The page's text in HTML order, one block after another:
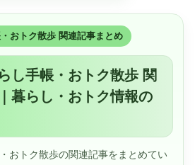
おトク散歩 関連記事まとめ
し手帳・おトク散歩 関
暮らし・おトク情報の
おトク散歩の関連記事をまとめてい